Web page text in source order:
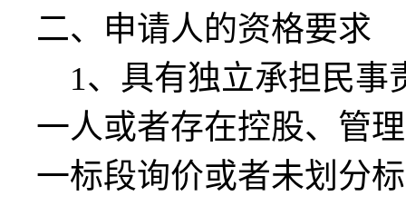
二、申请人的资格要求
1、具有独立承担民事
一人或者存在控股、管
一标段询价或者未划分